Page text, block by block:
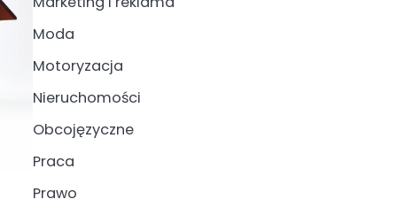
Moda
Motoryzacja
Nieruchomości
Obcojęzyczne
Praca
Prawo